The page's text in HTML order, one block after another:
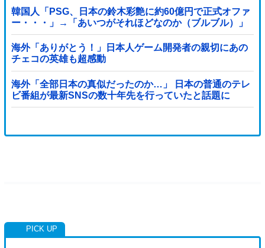
韓国人「PSG、日本の鈴木彩艶に約60億円で正式オファ
ー・・・」→「あいつがそれほどなのか（ブルブル）」
「レギュラーとして出れるとは思わないけど、それでも
やっぱり羨ましいね」
海外「ありがとう！」日本人ゲーム開発者の親切にあの
チェコの英雄も超感動
海外「全部日本の真似だったのか…」 日本の普通のテレ
ビ番組が最新SNSの数十年先を行っていたと話題に